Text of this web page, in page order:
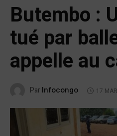
Butembo :
tué par
appelle au
Par Infocongo 17